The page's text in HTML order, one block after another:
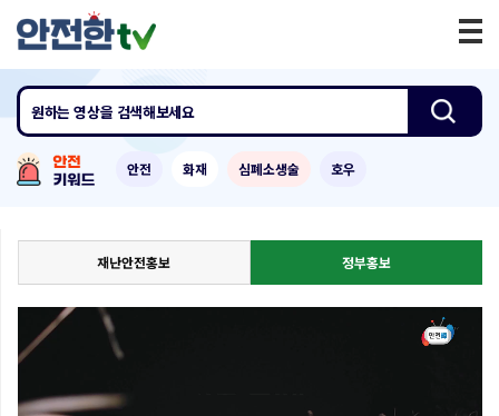
원하는 영상을 검색해보세요
안전 화재 심폐소생술 호우
재난안전홍보 정부홍보